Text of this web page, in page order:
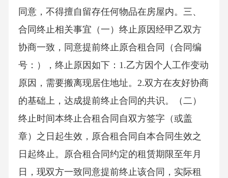
同意，不得擅自留存任何物品在房屋内。三、
合同终止相关事宜（一）终止原因经甲乙双方
协商一致，同意提前终止原合租合同（合同编
号：），终止原因如下：1.乙方因个人工作变动
原因，需要搬离现居住地址。2.双方在友好协商
的基础上，达成提前终止合同的共识。（二）
终止时间本终止合租合同自双方签字（或盖
章）之日起生效，原合租合同自本合同生效之
日起终止。原合租合同约定的租赁期限至年月
日，现双方一致同意提前终止该合同，实际租